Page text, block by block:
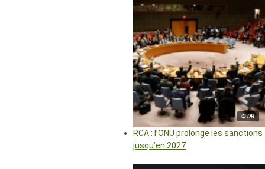
© DR
RCA : l’ONU prolonge les sanctions
jusqu’en 2027